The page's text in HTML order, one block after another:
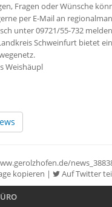
Fragen oder Wünsche
per E-Mail an
unter 09721/55-732
Schweinfurt bietet
Weishäupl
kopieren | Auf Twitter